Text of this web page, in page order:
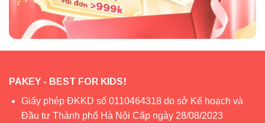
PAKEY - BEST FOR KIDS!
Giấy phép ĐKKD số 0110464318 do sở Kế hoạch và
Đầu tư Thành phố Hà Nội Cấp ngày 28/08/2023